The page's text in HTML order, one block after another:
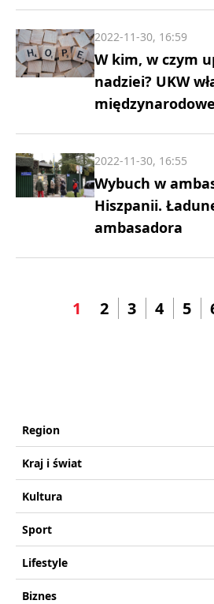
W kim, w czym
nadziei? UKW
2022-11-30, 16:59
Wybuch w
Hiszpanii.
ambasadora
2022-11-30, 16:55
1 2 3 4 5
Region
Kraj i świat
Kultura
Sport
Lifestyle
Biznes